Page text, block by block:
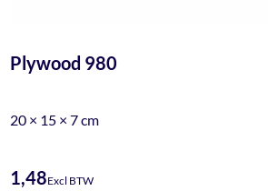
Plywood 980
20 × 15 × 7 cm
1,48Excl BTW